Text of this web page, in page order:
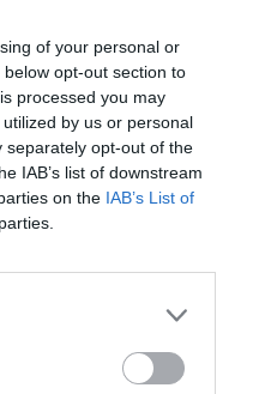
of your personal or
opt-out section to
processed you may
by us or personal
separately opt-out of the
IAB’s list of downstream
on the IAB’s List of